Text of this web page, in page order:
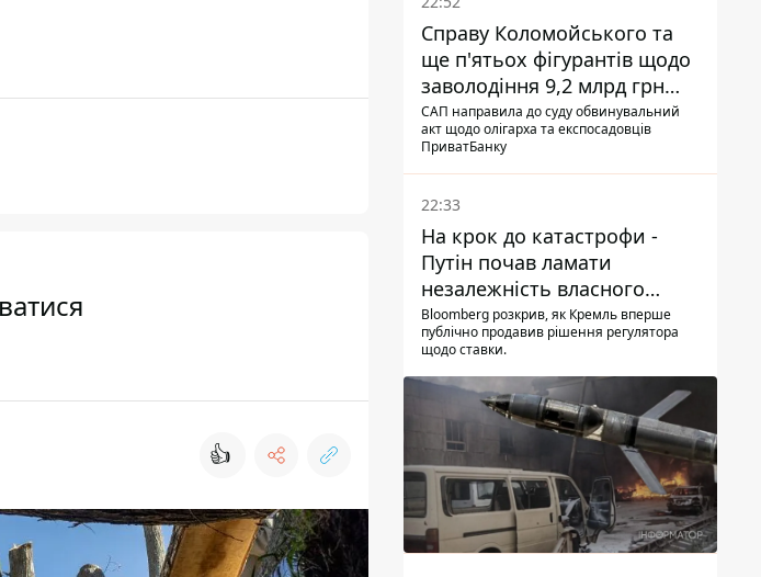
👍
Справу Коломойського та
ще п'ятьох фігурантів щодо
заволодіння 9,2 млрд грн
ПриватБанку скерували до
суду
САП направила до суду обвинувальний
акт щодо олігарха та експосадовців
ПриватБанку
22:33
На крок до катастрофи -
Путін почав ламати
незалежність власного
Центробанку, змусивши
знизити базову ставку
Bloomberg розкрив, як Кремль вперше
публічно продавив рішення регулятора
щодо ставки.